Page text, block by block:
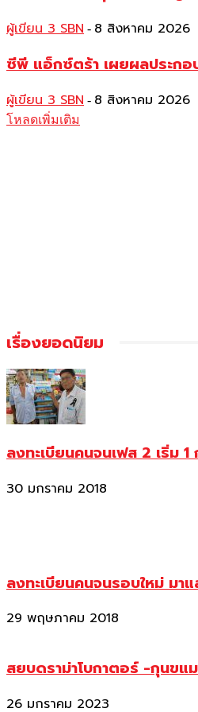
ผู้เขียน 3 SBN - 8 สิงหาคม 2026
ซีพี แอ็กซ์ตร้า เผยผลประกอ
ผู้เขียน 3 SBN - 8 สิงหาคม 2026
โหลดเพิ่มเติม
เรื่องยอดนิยม
ลงทะเบียนคนจนเฟส 2 เริ่ม 1
30 มกราคม 2018
ลงทะเบียนคนจนรอบใหม่ มา
29 พฤษภาคม 2018
สยบดราม่าโบกาตอร์ -กุนขแ
26 มกราคม 2023